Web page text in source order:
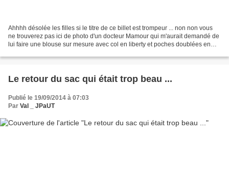
Ahhhh désolée les filles si le titre de ce billet est trompeur ... non non vous
ne trouverez pas ici de photo d'un docteur Mamour qui m'aurait demandé de
lui faire une blouse sur mesure avec col en liberty et poches doublées en
Le retour du sac qui était trop beau ...
Publié le 19/09/2014 à 07:03
Par Val _ JPaUT